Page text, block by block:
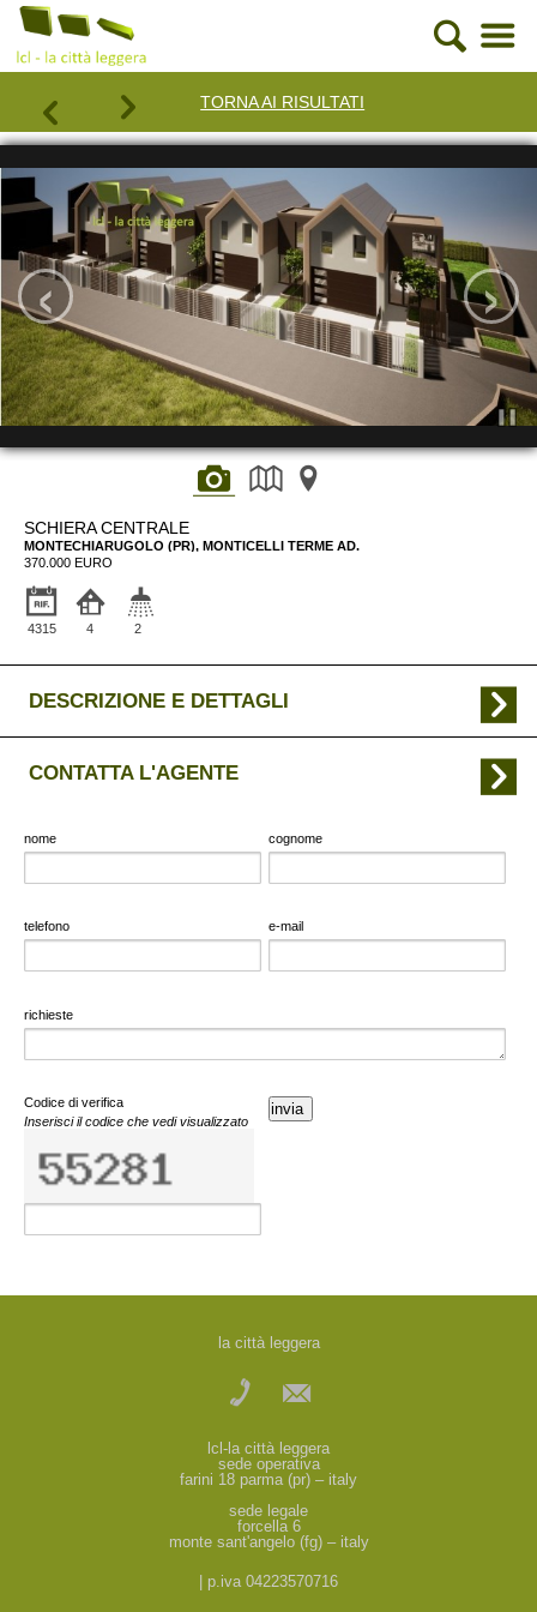
TORNA AI RISULTATI
‹ ›
SCHIERA CENTRALE
MONTECHIARUGOLO (PR), MONTICELLI TERME AD.
370.000 EURO
4315 4 2
DESCRIZIONE E DETTAGLI
CONTATTA L'AGENTE
nome cognome
telefono e-mail
richieste
Codice di verifica
Inserisci il codice che vedi visualizzato
invia
la città leggera
lcl-la città leggera
sede operativa
farini 18 parma (pr) – italy
sede legale
forcella 6
monte sant'angelo (fg) – italy
| p.iva 04223570716